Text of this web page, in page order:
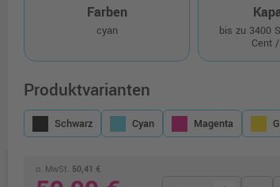
Farben
cyan bis zu 3400
Cent
Produktvarianten
Schwarz Cyan Magenta
o. MwSt. 50,41 €